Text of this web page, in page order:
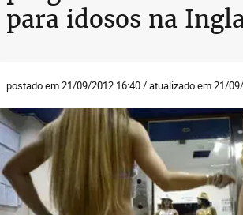
para idosos na
postado em 21/09/2012 16:40 / atualizado em 21/